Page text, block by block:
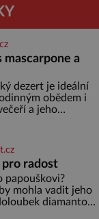
mascarpone a
dezert je ideální
obědem i
a jeho
250 ml
Postup:
od bílků.
pro radost
papouškovi?
mohla vadit jeho
diamantový